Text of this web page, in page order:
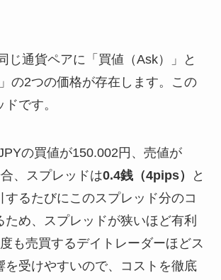
じ通貨ペアに「買値（Ask）」と
の2つの価格が存在します。この
です。
の買値が150.002円、売値が
、スプレッドは0.4銭（4pips）
と
するたびにこのスプレッド分のコ
ため、スプレッドが狭いほど有利
も売買するデイトレーダーほどス
を受けやすいので、コストを徹底